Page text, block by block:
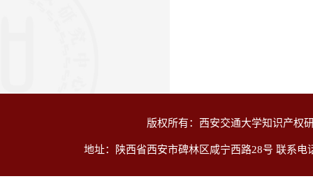
版权所有：西安交通大学知识产权
地址：陕西省西安市碑林区咸宁西路28号 联系